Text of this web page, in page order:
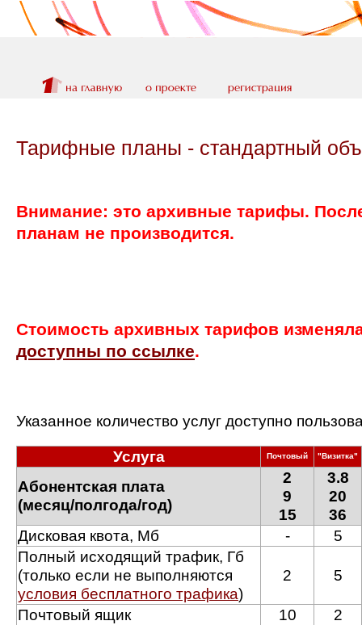
Тарифные планы - стандартный
Внимание: это архивные тарифы.
планам не производится.
Стоимость архивных тарифов
доступны по ссылке.
Указанное количество услуг доступно
Услуга Почтовый "Визитка"
Абонентская плата
(месяц/полгода/год)
2
9
15
3.8
20
36
Дисковая квота, Мб
-
5
Полный исходящий трафик, Гб
(только если не выполняются
условия бесплатного трафика)
2 5
Почтовый ящик 10
2